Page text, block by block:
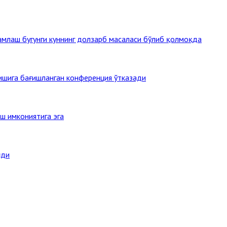
бугунги куннинг долзарб масаласи бўлиб қолмоқда
бағишланган конференция ўтказади
имкониятига эга